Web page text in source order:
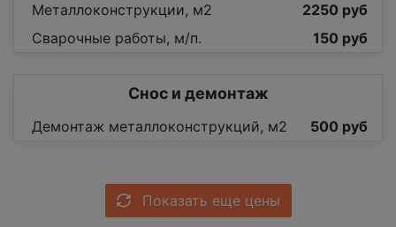
Металлоконструкции, м2
2250 руб
Сварочные работы, м/п.
150 руб
Снос и демонтаж
Демонтаж металлоконструкций, м2 500 руб
Показать еще цены